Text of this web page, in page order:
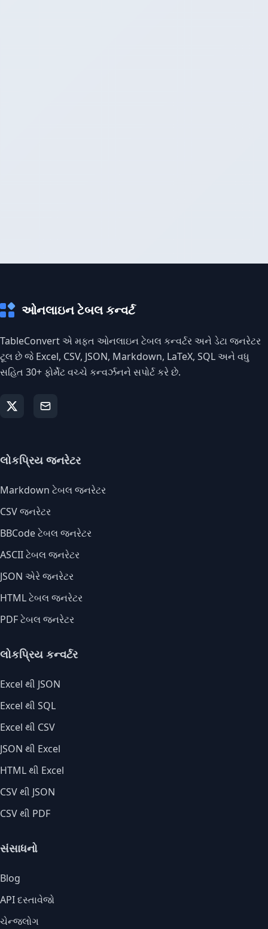
ઓનલાઇન ટેબલ કન્વર્ટ
TableConvert એ મફત ઓનલાઇન ટેબલ કન્વર્ટર અને ડેટા જનરેટર
ટૂલ છે જે Excel, CSV, JSON, Markdown, LaTeX, SQL અને વધુ
સહિત 30+ ફોર્મેટ વચ્ચે કન્વર્ઝનને સપોર્ટ કરે છે.
લોકપ્રિય જનરેટર
Markdown ટેબલ જનરેટર
CSV જનરેટર
BBCode ટેબલ જનરેટર
ASCII ટેબલ જનરેટર
JSON એરે જનરેટર
HTML ટેબલ જનરેટર
PDF ટેબલ જનરેટર
લોકપ્રિય કન્વર્ટર
Excel થી JSON
Excel થી SQL
Excel થી CSV
JSON થી Excel
HTML થી Excel
CSV થી JSON
CSV થી PDF
સંસાધનો
Blog
API દસ્તાવેજો
ચેન્જલોગ